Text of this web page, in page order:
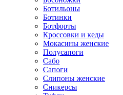
Ботильоны
Ботинки
Ботфорты
Кроссовки и кеды
Мокасины женские
Полусапоги
Сабо
Сапоги
Слипоны женские
Сникерсы